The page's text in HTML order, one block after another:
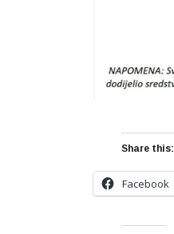
Share this:
Facebook